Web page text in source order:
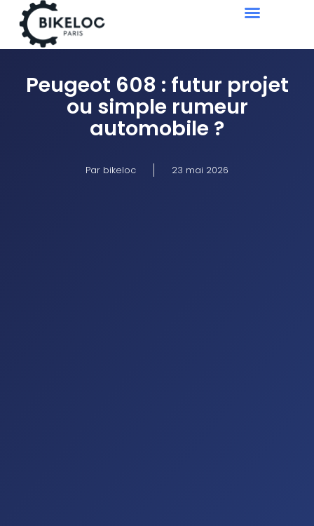
Peugeot 608 : futur projet
ou simple rumeur
automobile ?
Par bikeloc 23 mai 2026